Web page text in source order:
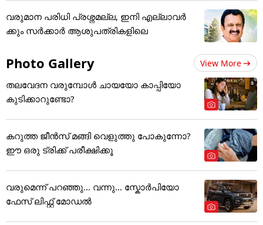
വരുമാന പരിധി പ്രശ്നമല്ല, ഇനി എല്ലാവർ
ക്കും സർക്കാർ ആശുപത്രികളിലെ
Photo Gallery View More
തലവേദന വരുമ്പോൾ ചായയോ കാപ്പിയോ
കുടിക്കാറുണ്ടോ?
കറുത്ത ജീൻസ് മങ്ങി വെളുത്തു പോകുന്നോ?
ഈ ഒരു ട്രിക്ക് പരീക്ഷിക്കൂ
വരുമെന്ന് പറഞ്ഞു... വന്നു... സ്കോർപിയോ
ഫേസ് ലിഫ്റ്റ് മോഡൽ